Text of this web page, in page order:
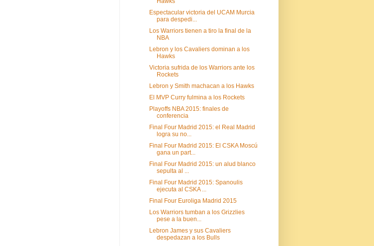
Espectacular victoria del UCAM Murcia
para despedi...
Los Warriors tienen a tiro la final de la
NBA
Lebron y los Cavaliers dominan a los
Hawks
Victoria sufrida de los Warriors ante los
Rockets
Lebron y Smith machacan a los Hawks
El MVP Curry fulmina a los Rockets
Playoffs NBA 2015: finales de
conferencia
Final Four Madrid 2015: el Real Madrid
logra su no...
Final Four Madrid 2015: El CSKA Moscú
gana un part...
Final Four Madrid 2015: un alud blanco
sepulta al ...
Final Four Madrid 2015: Spanoulis
ejecuta al CSKA ...
Final Four Euroliga Madrid 2015
Los Warriors tumban a los Grizzlies
pese a la buen...
Lebron James y sus Cavaliers
despedazan a los Bulls